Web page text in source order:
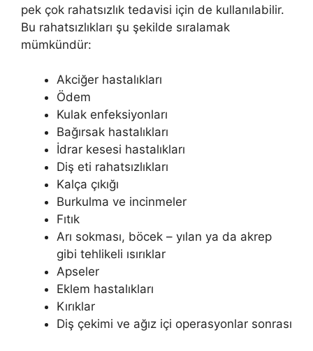
pek çok rahatsızlık tedavisi için de kullanılabilir.
Bu rahatsızlıkları şu şekilde sıralamak
mümkündür:
Akciğer hastalıkları
Ödem
Kulak enfeksiyonları
Bağırsak hastalıkları
İdrar kesesi hastalıkları
Diş eti rahatsızlıkları
Kalça çıkığı
Burkulma ve incinmeler
Fıtık
Arı sokması, böcek – yılan ya da akrep
gibi tehlikeli ısırıklar
Apseler
Eklem hastalıkları
Kırıklar
Diş çekimi ve ağız içi operasyonlar sonrası